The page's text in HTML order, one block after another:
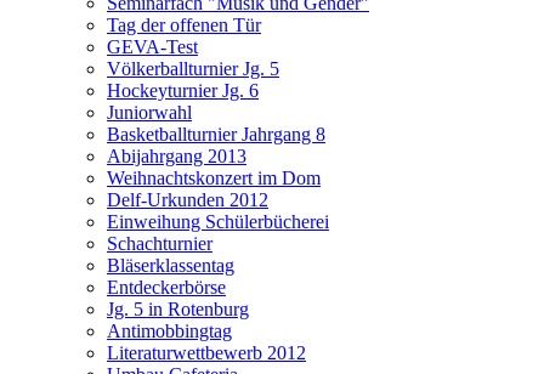
Tag der offenen Tür
GEVA-Test
Völkerballturnier Jg. 5
Hockeyturnier Jg. 6
Juniorwahl
Basketballturnier Jahrgang 8
Abijahrgang 2013
Weihnachtskonzert im Dom
Delf-Urkunden 2012
Einweihung Schülerbücherei
Schachturnier
Bläserklassentag
Entdeckerbörse
Jg. 5 in Rotenburg
Antimobbingtag
Literaturwettbewerb 2012